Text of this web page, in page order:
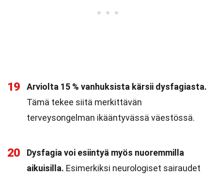
19
Arviolta 15 % vanhuksista kärsii dysfagiasta.
Tämä tekee siitä merkittävän
terveysongelman ikääntyvässä väestössä.
20
Dysfagia voi esiintyä myös nuoremmilla
aikuisilla. Esimerkiksi neurologiset sairaudet